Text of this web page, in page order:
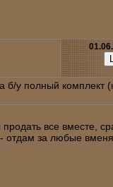
б/у полный комплект
все вместе,
- отдам за любые